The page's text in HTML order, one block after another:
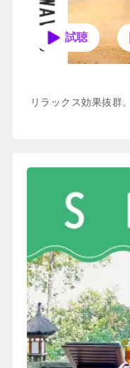
リラックス効果抜群